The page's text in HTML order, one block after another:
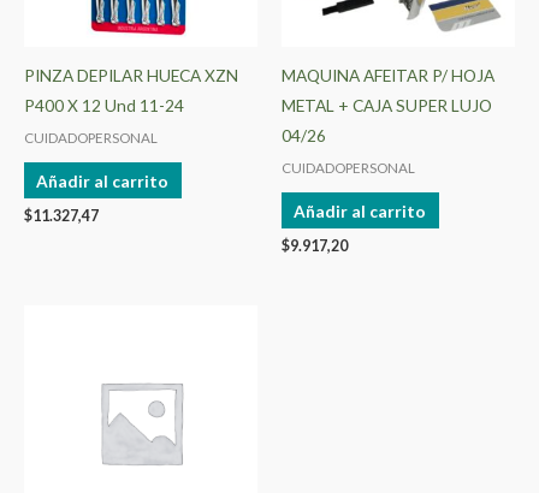
PINZA DEPILAR HUECA XZN
P400 X 12 Und 11-24
CUIDADOPERSONAL
Añadir al carrito
$11.327,47
MAQUINA AFEITAR P/ HOJA
METAL + CAJA SUPER LUJO
04/26
CUIDADOPERSONAL
Añadir al carrito
$9.917,20